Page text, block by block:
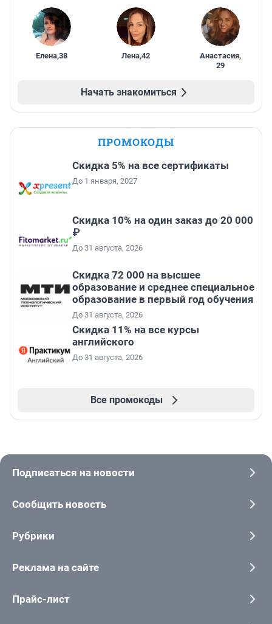
Елена,38 Лена,42 Анастасия,
29
Начать знакомиться
ПРОМОКОДЫ
Скидка 5% на все сертификаты
До 1 января, 2027
Скидка 10% на один заказ до 20 000
₽
До 31 августа, 2026
Скидка 72 000 на высшее
образование и среднее специальное
образование в первый год обучения
До 31 августа, 2026
Скидка 11% на все курсы
английского
До 31 августа, 2026
Все промокоды
Подписаться на новости
Сообщить новость
Рубрики
Реклама на сайте
Прайс-лист